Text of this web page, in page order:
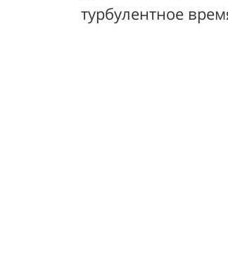
турбулентное